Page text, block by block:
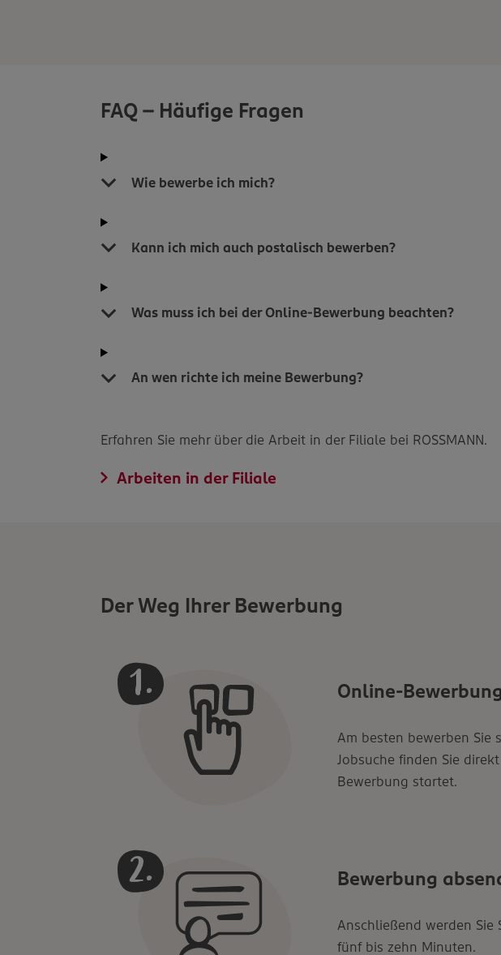
FAQ - Häufige Fragen
Wie bewerbe ich mich?
Kann ich mich auch postalisch bewerben?
Was muss ich bei der Online-Bewerbung beachten?
An wen richte ich meine Bewerbung?
Erfahren Sie mehr über die Arbeit in der Filiale bei ROSSMANN.
Arbeiten in der Filiale
Der Weg Ihrer Bewerbung
Online-Bewerbung
Am besten bewerben Sie
Jobsuche finden Sie
Bewerbung startet.
Bewerbung
Anschließend werden
fünf bis zehn Minuten.